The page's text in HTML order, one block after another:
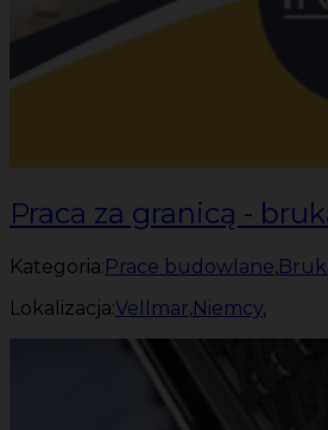
Praca za granicą -
Kategoria:Prace budowlane,
Lokalizacja:Vellmar,Niemcy,